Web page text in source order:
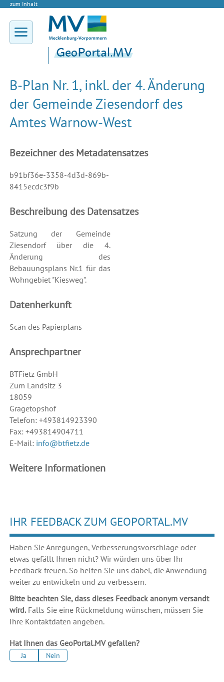
zum Inhalt
B-Plan Nr. 1, inkl. der 4. Änderung
der Gemeinde Ziesendorf des
Amtes Warnow-West
Bezeichner des Metadatensatzes
b91bf36e-3358-4d3d-869b-
8415ecdc3f9b
Beschreibung des Datensatzes
Satzung der Gemeinde
Ziesendorf über die 4.
Änderung des
Bebauungsplans Nr.1 für das
Wohngebiet "Kiesweg".
Datenherkunft
Scan des Papierplans
Ansprechpartner
BTFietz GmbH
Zum Landsitz 3
18059
Gragetopshof
Telefon: +493814923390
Fax: +493814904711
E-Mail: info@btfietz.de
Weitere Informationen
IHR FEEDBACK ZUM GEOPORTAL.MV
Haben Sie Anregungen, Verbesserungsvorschläge oder
etwas gefällt Ihnen nicht? Wir würden uns über Ihr
Feedback freuen. So helfen Sie uns dabei, die Anwendung
weiter zu entwickeln und zu verbessern.
Bitte beachten Sie, dass dieses Feedback anonym versandt
wird.Falls Sie eine Rückmeldung wünschen, müssen Sie
Ihre Kontaktdaten angeben.
Hat Ihnen das GeoPortal.MV gefallen?
Ja Nein